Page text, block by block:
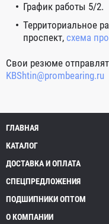
График работы 5/2.
Территориальное
проспект, схема
Свои резюме
KBShtin@prombearing.ru
ГЛАВНАЯ
КАТАЛОГ
ДОСТАВКА И ОПЛАТА
СПЕЦПРЕДЛОЖЕНИЯ
ПОДШИПНИКИ ОПТОМ
О КОМПАНИИ